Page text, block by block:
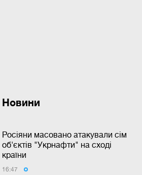
Новини
Росіяни масовано атакували сім
об'єктів "Укрнафти" на сході
країни
16:47